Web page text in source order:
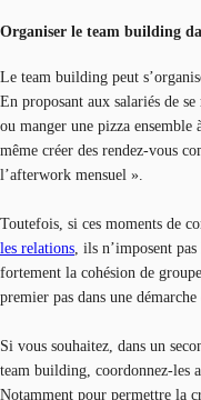
Organiser le team building
Le team building peut
En proposant aux salariés de
ou manger une pizza ensemble
même créer des rendez-vous
l’afterwork mensuel ».
Toutefois, si ces moments de
les relations , ils n’imposent
fortement la cohésion de
premier pas dans une
Si vous souhaitez, dans un
team building, coordonnez-les
Notamment pour permettre la